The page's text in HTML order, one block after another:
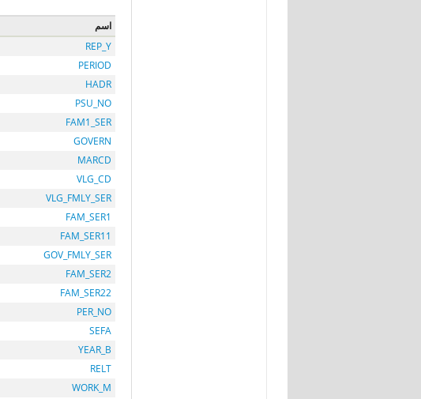
اسم
REP_Y
PERIOD
HADR
PSU_NO
FAM1_SER
GOVERN
MARCD
VLG_CD
VLG_FMLY_SER
FAM_SER1
FAM_SER11
GOV_FMLY_SER
FAM_SER2
FAM_SER22
PER_NO
SEFA
YEAR_B
RELT
WORK_M